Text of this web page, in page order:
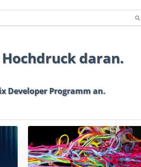
daran.
Developer Programman.